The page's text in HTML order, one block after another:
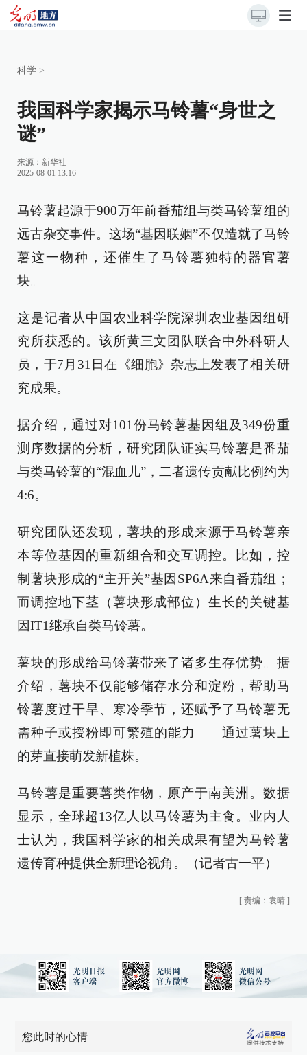
科学 >
我国科学家揭示马铃薯“身世之
谜”
来源： 新华社
2025-08-01 13:16
马铃薯起源于900万年前番茄组与类马铃薯组的
远古杂交事件。这场“基因联姻”不仅造就了马铃
薯这一物种，还催生了马铃薯独特的器官薯
块。
这是记者从中国农业科学院深圳农业基因组研
究所获悉的。该所黄三文团队联合中外科研人
员，于7月31日在《细胞》杂志上发表了相关研
究成果。
据介绍，通过对101份马铃薯基因组及349份重
测序数据的分析，研究团队证实马铃薯是番茄
与类马铃薯的“混血儿”，二者遗传贡献比例约为
4:6。
研究团队还发现，薯块的形成来源于马铃薯亲
本等位基因的重新组合和交互调控。比如，控
制薯块形成的“主开关”基因SP6A来自番茄组；
而调控地下茎（薯块形成部位）生长的关键基
因IT1继承自类马铃薯。
薯块的形成给马铃薯带来了诸多生存优势。据
介绍，薯块不仅能够储存水分和淀粉，帮助马
铃薯度过干旱、寒冷季节，还赋予了马铃薯无
需种子或授粉即可繁殖的能力——通过薯块上
的芽直接萌发新植株。
马铃薯是重要薯类作物，原产于南美洲。数据
显示，全球超13亿人以马铃薯为主食。业内人
士认为，我国科学家的相关成果有望为马铃薯
遗传育种提供全新理论视角。（记者古一平）
[ 责编：袁晴 ]
您此时的心情